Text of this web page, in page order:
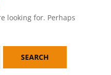
looking for. Perhaps
SEARCH